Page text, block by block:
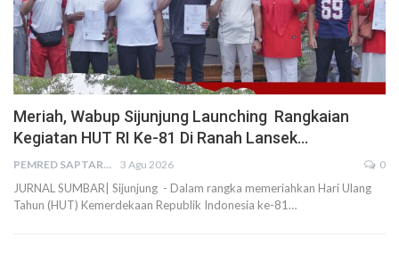
Meriah, Wabup Sijunjung Launching Rangkaian
Kegiatan HUT RI Ke-81 Di Ranah Lansek…
PEMRED SAPTARIUS 3 Agu 2026 0
JURNAL SUMBAR| Sijunjung - Dalam rangka memeriahkan Hari Ulang
Tahun (HUT) Kemerdekaan Republik Indonesia ke-81…